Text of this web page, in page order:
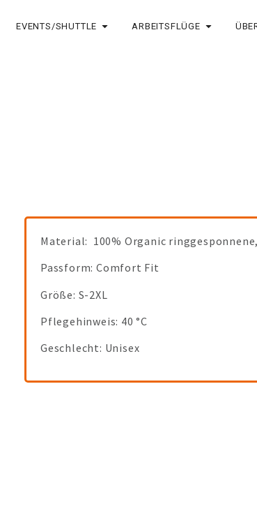
EVENTS/SHUTTLE ARBEITSFLÜGE
Material: 100% Organic
Passform: Comfort Fit
Größe: S-2XL
Pflegehinweis: 40 °C
Geschlecht: Unisex